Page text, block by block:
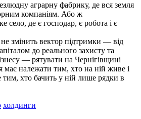
аграрну фабрику, де вся земля
компаніям. Або ж
село, де є господар, є робота і є
змінить вектор підтримки — від
до реального захисту та
— рятувати на Чернігівщині
має належати тим, хто на ній живе і
тим, хто бачить у ній лише рядки в
холдинги